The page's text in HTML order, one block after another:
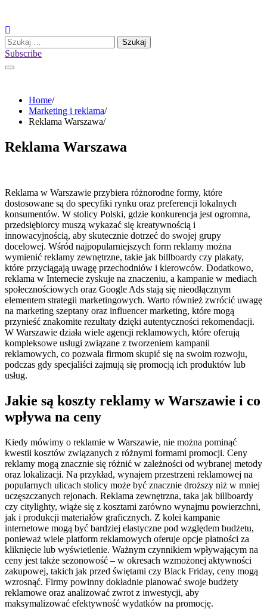
content
Szukaj:
Subscribe
Home
Marketing i reklama
Reklama Warszawa
Reklama Warszawa
Reklama w Warszawie przybiera różnorodne formy, które
dostosowane są do specyfiki rynku oraz preferencji lokalnych
konsumentów. W stolicy Polski, gdzie konkurencja jest ogromna,
przedsiębiorcy muszą wykazać się kreatywnością i
innowacyjnością, aby skutecznie dotrzeć do swojej grupy
docelowej. Wśród najpopularniejszych form reklamy można
wymienić reklamy zewnętrzne, takie jak billboardy czy plakaty,
które przyciągają uwagę przechodniów i kierowców. Dodatkowo,
reklama w Internecie zyskuje na znaczeniu, a kampanie w mediach
społecznościowych oraz Google Ads stają się nieodłącznym
elementem strategii marketingowych. Warto również zwrócić uwagę
na marketing szeptany oraz influencer marketing, które mogą
przynieść znakomite rezultaty dzięki autentyczności rekomendacji.
W Warszawie działa wiele agencji reklamowych, które oferują
kompleksowe usługi związane z tworzeniem kampanii
reklamowych, co pozwala firmom skupić się na swoim rozwoju,
podczas gdy specjaliści zajmują się promocją ich produktów lub
usług.
Jakie są koszty reklamy w Warszawie i co
wpływa na ceny
Kiedy mówimy o reklamie w Warszawie, nie można pominąć
kwestii kosztów związanych z różnymi formami promocji. Ceny
reklamy mogą znacznie się różnić w zależności od wybranej metody
oraz lokalizacji. Na przykład, wynajem przestrzeni reklamowej na
popularnych ulicach stolicy może być znacznie droższy niż w mniej
uczęszczanych rejonach. Reklama zewnętrzna, taka jak billboardy
czy citylighty, wiąże się z kosztami zarówno wynajmu powierzchni,
jak i produkcji materiałów graficznych. Z kolei kampanie
internetowe mogą być bardziej elastyczne pod względem budżetu,
ponieważ wiele platform reklamowych oferuje opcje płatności za
kliknięcie lub wyświetlenie. Ważnym czynnikiem wpływającym na
ceny jest także sezonowość – w okresach wzmożonej aktywności
zakupowej, takich jak przed świętami czy Black Friday, ceny mogą
wzrosnąć. Firmy powinny dokładnie planować swoje budżety
reklamowe oraz analizować zwrot z inwestycji, aby
maksymalizować efektywność wydatków na promocję.